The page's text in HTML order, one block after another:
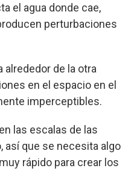
el agua donde cae,
perturbaciones
alrededor de la otra
en el espacio en el
imperceptibles.
las escalas de las
así que se necesita algo
rápido para crear los